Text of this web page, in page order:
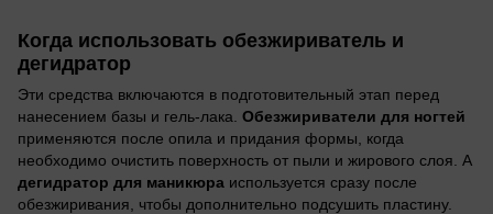
Когда использовать обезжириватель и
дегидратор
Эти средства включаются в подготовительный этап перед
нанесением базы и гель-лака. Обезжириватели для ногтей
применяются после опила и придания формы, когда
необходимо очистить поверхность от пыли и жирового слоя. А
дегидратор для маникюра используется сразу после
обезжиривания, чтобы дополнительно подсушить пластину.